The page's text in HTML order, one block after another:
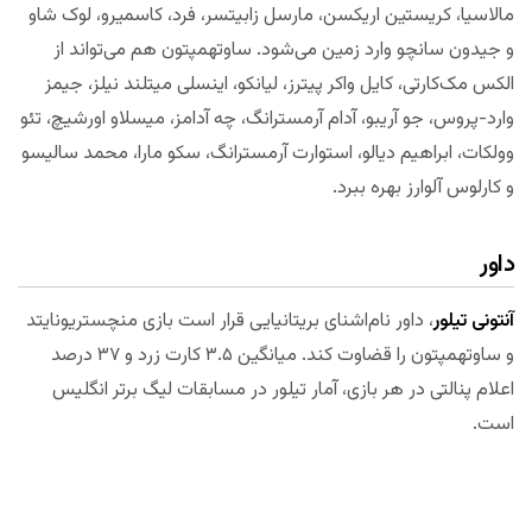
مالاسیا، کریستین اریکسن، مارسل زابیتسر، فرد، کاسمیرو، لوک شاو
و جیدون سانچو وارد زمین می‌شود. ساوتهمپتون هم می‌تواند از
الکس مک‌کارتی، کایل واکر پیترز، لیانکو، اینسلی میتلند نیلز، جیمز
وارد-پروس، جو آریبو، آدام آرمسترانگ، چه آدامز، میسلاو اورشیچ، تئو
وولکات، ابراهیم دیالو، استوارت آرمسترانگ، سکو مارا، محمد سالیسو
و کارلوس آلوارز بهره ببرد.
داور
آنتونی تیلور، داور نام‌اشنای بریتانیایی قرار است بازی منچستریونایتد
و ساوتهمپتون را قضاوت کند. میانگین ۳.۵ کارت زرد و ۳۷ درصد
اعلام پنالتی در هر بازی، آمار تیلور در مسابقات لیگ برتر انگلیس
است.